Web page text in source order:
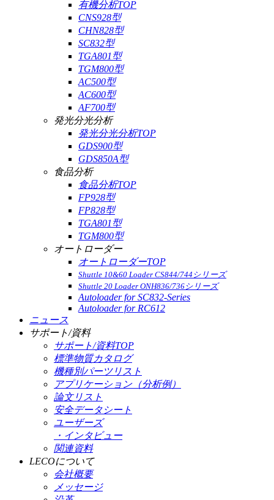
有機分析TOP
CNS928型
CHN828型
SC832型
TGA801型
TGM800型
AC500型
AC600型
AF700型
発光分光分析
発光分光分析TOP
GDS900型
GDS850A型
食品分析
食品分析TOP
FP928型
FP828型
TGA801型
TGM800型
オートローダー
オートローダーTOP
Shuttle 10&60 Loader CS844/744シリーズ
Shuttle 20 Loader ONH836/736シリーズ
Autoloader for SC832-Series
Autoloader for RC612
ニュース
サポート/資料
サポート/資料TOP
標準物質カタログ
機種別パーツリスト
アプリケーション（分析例）
論文リスト
安全データシート
ユーザーズ
・インタビュー
関連資料
LECOについて
会社概要
メッセージ